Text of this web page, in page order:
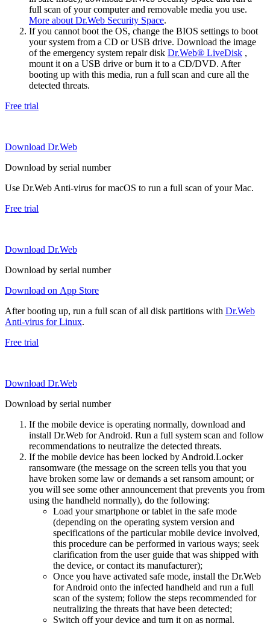
full scan of your computer and removable media you use.
More about Dr.Web Security Space.
If you cannot boot the OS, change the BIOS settings to boot
your system from a CD or USB drive. Download the image
of the emergency system repair disk Dr.Web® LiveDisk ,
mount it on a USB drive or burn it to a CD/DVD. After
booting up with this media, run a full scan and cure all the
detected threats.
Free trial
Download Dr.Web
Download by serial number
Use Dr.Web Anti-virus for macOS to run a full scan of your Mac.
Free trial
Download Dr.Web
Download by serial number
Download on App Store
After booting up, run a full scan of all disk partitions with Dr.Web
Anti-virus for Linux.
Free trial
Download Dr.Web
Download by serial number
If the mobile device is operating normally, download and
install Dr.Web for Android. Run a full system scan and follow
recommendations to neutralize the detected threats.
If the mobile device has been locked by Android.Locker
ransomware (the message on the screen tells you that you
have broken some law or demands a set ransom amount; or
you will see some other announcement that prevents you from
using the handheld normally), do the following:
Load your smartphone or tablet in the safe mode
(depending on the operating system version and
specifications of the particular mobile device involved,
this procedure can be performed in various ways; seek
clarification from the user guide that was shipped with
the device, or contact its manufacturer);
Once you have activated safe mode, install the Dr.Web
for Android onto the infected handheld and run a full
scan of the system; follow the steps recommended for
neutralizing the threats that have been detected;
Switch off your device and turn it on as normal.